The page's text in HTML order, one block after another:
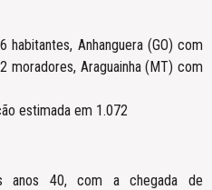
Anhanguera (GO) com
moradores, Araguainha (MT) com
estimada em 1.072
anos 40, com a chegada de